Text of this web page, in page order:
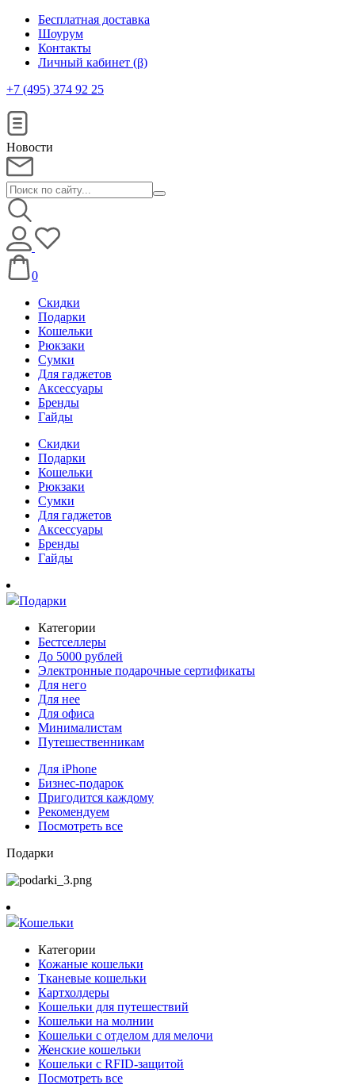
Бесплатная доставка
Шоурум
Контакты
Личный кабинет (β)
+7 (495) 374 92 25
Новости
0
Скидки
Подарки
Кошельки
Рюкзаки
Сумки
Для гаджетов
Аксессуары
Бренды
Гайды
Скидки
Подарки
Кошельки
Рюкзаки
Сумки
Для гаджетов
Аксессуары
Бренды
Гайды
Подарки
Категории
Бестселлеры
До 5000 рублей
Электронные подарочные сертификаты
Для него
Для нее
Для офиса
Минималистам
Путешественникам
Для iPhone
Бизнес-подарок
Пригодится каждому
Рекомендуем
Посмотреть все
Подарки
Кошельки
Категории
Кожаные кошельки
Тканевые кошельки
Картхолдеры
Кошельки для путешествий
Кошельки на молнии
Кошельки с отделом для мелочи
Женские кошельки
Кошельки с RFID-защитой
Посмотреть все